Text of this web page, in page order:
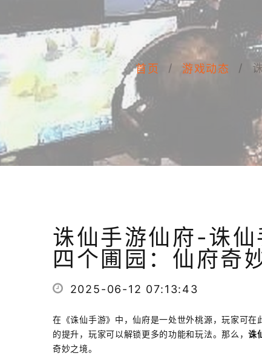
首页 游戏动态
诛仙手游仙府-诛
四个圃园：仙府奇
2025-06-12 07:13:43
在《诛仙手游》中，仙府是一处世外桃源，玩家可
的提升，玩家可以解锁更多的功能和玩法。那么，诛
奇妙之境。